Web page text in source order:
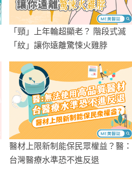
「頸」上年輪超顯老？ 階段式滅
「紋」讓你遠離驚悚火雞脖
醫材上限新制能保民眾權益？醫：
台灣醫療水準恐不進反退